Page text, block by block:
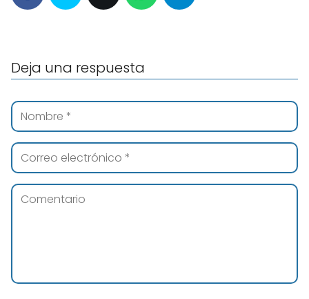
Deja una respuesta